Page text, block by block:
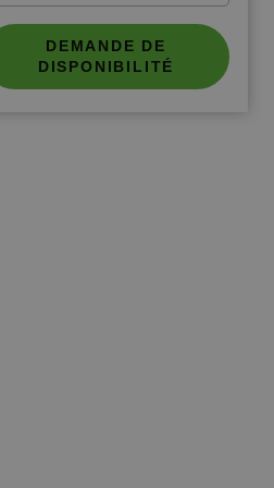
for Adults)
Magic Atrium Plaza
DEMANDE DE
DISPONIBILITÉ